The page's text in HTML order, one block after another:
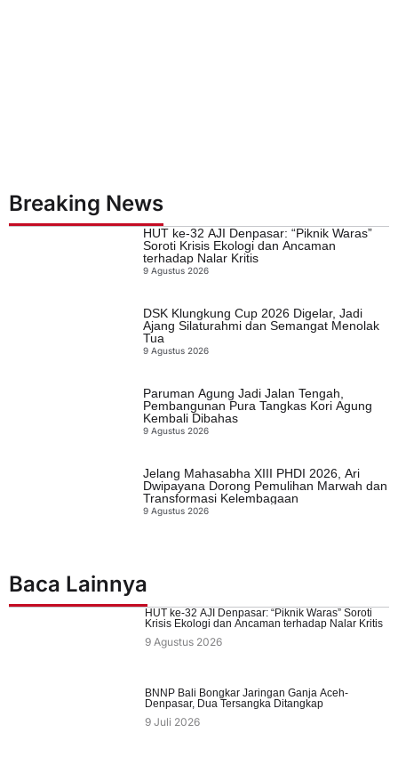
Breaking News
HUT ke-32 AJI Denpasar: “Piknik Waras”
Soroti Krisis Ekologi dan Ancaman
terhadap Nalar Kritis
9 Agustus 2026
DSK Klungkung Cup 2026 Digelar, Jadi
Ajang Silaturahmi dan Semangat Menolak
Tua
9 Agustus 2026
Paruman Agung Jadi Jalan Tengah,
Pembangunan Pura Tangkas Kori Agung
Kembali Dibahas
9 Agustus 2026
Jelang Mahasabha XIII PHDI 2026, Ari
Dwipayana Dorong Pemulihan Marwah dan
Transformasi Kelembagaan
9 Agustus 2026
Baca Lainnya
HUT ke-32 AJI Denpasar: “Piknik Waras” Soroti
Krisis Ekologi dan Ancaman terhadap Nalar Kritis
9 Agustus 2026
BNNP Bali Bongkar Jaringan Ganja Aceh-
Denpasar, Dua Tersangka Ditangkap
9 Juli 2026